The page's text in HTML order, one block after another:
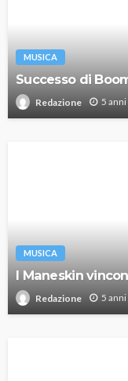
MUSICA
Successo di
Redazione 5 anni
MUSICA
I Maneskin
Redazione 5 anni